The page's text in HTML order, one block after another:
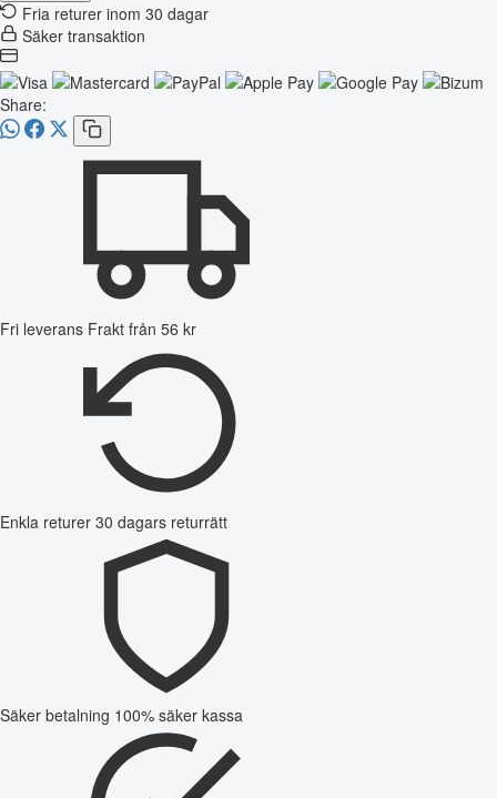
Fria returer inom 30 dagar
Säker transaktion
Share:
Fri leverans Frakt från 56 kr
Enkla returer 30 dagars returrätt
Säker betalning 100% säker kassa